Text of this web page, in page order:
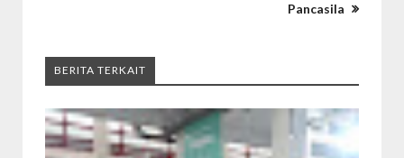
Pancasila
BERITA TERKAIT